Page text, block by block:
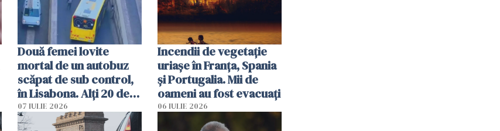
Două femei lovite
mortal de un autobuz
scăpat de sub control,
în Lisabona. Alți 20 de
oameni sunt răniți
07 IULIE 2026
Incendii de vegetație
uriașe în Franța, Spania
și Portugalia. Mii de
oameni au fost evacuați
06 IULIE 2026